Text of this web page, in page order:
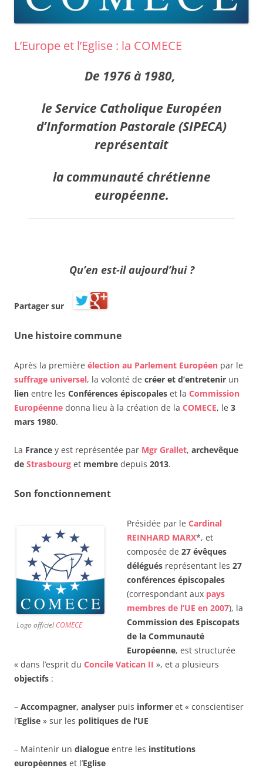
L’Europe et l’Eglise : la COMECE
De 1976 à 1980,
le Service Catholique Européen
d’Information Pastorale (SIPECA)
représentait
la communauté chrétienne
européenne.
Qu’en est-ilaujourd’hui?
Partager sur
Une histoire commune
Après la première élection au Parlement Européen par le
suffrage universel, la volonté de créer et d’entretenir un
lien entre les Conférences épiscopales et la Commission
Européenne donna lieu à la création de la COMECE, le 3
mars 1980.
La France y est représentée par Mgr Grallet, archevêque
de Strasbourg et membre depuis 2013.
Son fonctionnement
Logo officiel COMECE
Présidée par le Cardinal
REINHARD MARX*, et
composée de 27 évêques
délégués représentant les 27
conférences épiscopales
(correspondant aux pays
membres de l’UE en 2007), la
Commission des Episcopats
de la Communauté
Européenne, est structurée
« dans l’esprit du Concile Vatican II », et a plusieurs
objectifs :
– Accompagner, analyser puis informer et « conscientiser
l’Eglise » sur les politiques de l’UE
– Maintenir un dialogue entre les institutions
européennes et l’Eglise